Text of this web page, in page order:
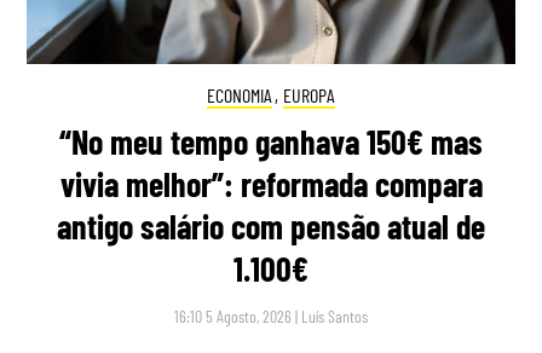
ECONOMIA , EUROPA
“No meu tempo ganhava 150€ mas
vivia melhor”: reformada compara
antigo salário com pensão atual de
1.100€
16:10 5 Agosto, 2026 | Luís Santos